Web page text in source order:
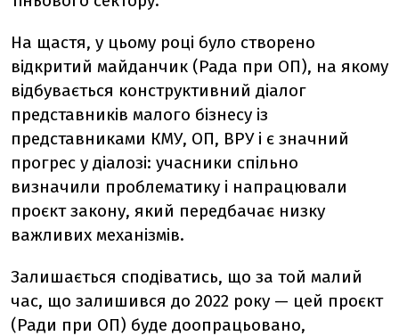
На щастя, у цьому році було створено
відкритий майданчик (Рада при ОП), на якому
відбувається конструктивний діалог
представників малого бізнесу із
представниками КМУ, ОП, ВРУ і є значний
прогрес у діалозі: учасники спільно
визначили проблематику і напрацювали
проєкт закону, який передбачає низку
важливих механізмів.
Залишається сподіватись, що за той малий
час, що залишився до 2022 року — цей проєкт
(Ради при ОП) буде доопрацьовано,